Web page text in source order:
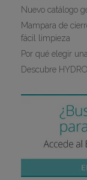
Nuevo catálogo
Mampara de
fácil limpieza
Por qué elegir
Descubre